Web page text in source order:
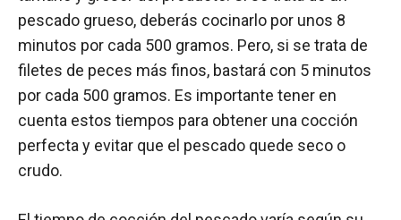
pescado grueso, deberás cocinarlo por unos 8
minutos por cada 500 gramos. Pero, si se trata de
filetes de peces más finos, bastará con 5 minutos
por cada 500 gramos. Es importante tener en
cuenta estos tiempos para obtener una cocción
perfecta y evitar que el pescado quede seco o
crudo.